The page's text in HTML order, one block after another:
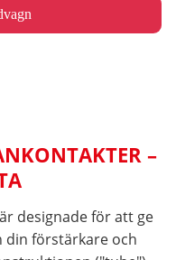
–
designade för att ge
din förstärkare och